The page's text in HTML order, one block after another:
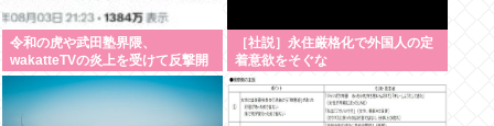
令和の虎や武田塾界隈、
wakatteTVの炎上を受けて反撃開
始
［社説］永住厳格化で外国人の定
着意欲をそぐな